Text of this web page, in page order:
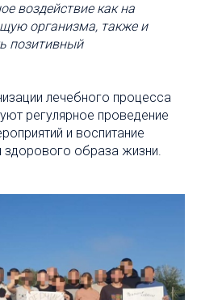
воздействие как на
организма, также и
позитивный
лечебного процесса
регулярное проведение
и воспитание
здорового образа жизни.